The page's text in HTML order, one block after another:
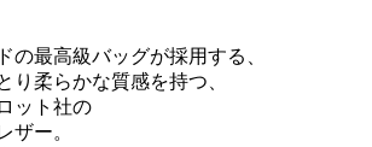
の最高級バッグが採用する、
り柔らかな質感を持つ、
ット社の
ザー。